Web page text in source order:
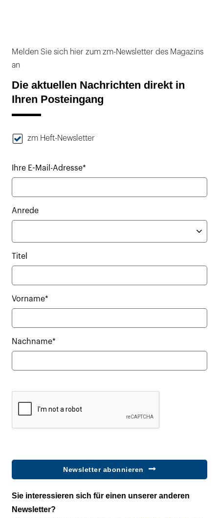
Melden Sie sich hier zum zm-Newsletter des Magazins
an
Die aktuellen Nachrichten direkt in
Ihren Posteingang
zm Heft-Newsletter
Ihre E-Mail-Adresse*
Anrede
Titel
Vorname*
Nachname*
Newsletter abonnieren
Sie interessieren sich für einen unserer anderen
Newsletter?